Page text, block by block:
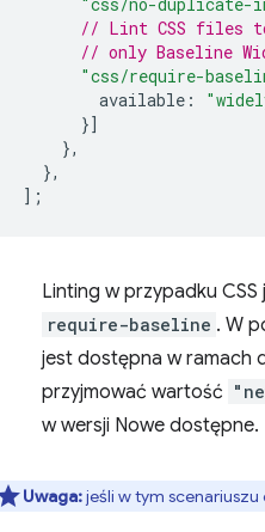
// Lint CSS files
// only Baseline
"css/require-
available :
}]
},
},
];
Linting w przypadku
require-baseline . W
jest dostępna w ramach
przyjmować wartość
w wersji Nowe dostępne.
Uwaga:jeśli w tym scenariuszu